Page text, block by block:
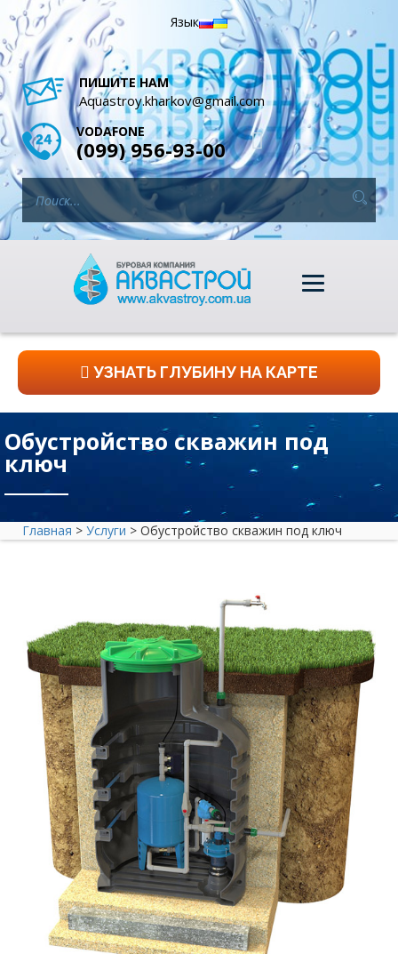
Язык
ПИШИТЕ НАМ
Aquastroy.kharkov@gmail.com
VODAFONE
(099) 956-93-00
УЗНАТЬ ГЛУБИНУ НА КАРТЕ
Обустройство скважин под
ключ
Главная > Услуги > Обустройство скважин под ключ